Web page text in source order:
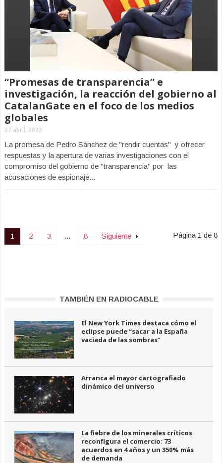
“Promesas de transparencia” e
investigación, la reacción del gobierno al
CatalanGate en el foco de los medios
globales
27 abril, 2022
La promesa de Pedro Sánchez de "rendir cuentas" y ofrecer
respuestas y la apertura de varias investigaciones con el
compromiso del gobierno de "transparencia" por las
acusaciones de espionaje...
1 2 3 ... 8 Siguiente Página 1 de 8
TAMBIÉN EN RADIOCABLE
El New York Times destaca cómo el
eclipse puede “sacar a la España
vaciada de las sombras”
Arranca el mayor cartografiado
dinámico del universo
La fiebre de los minerales críticos
reconfigura el comercio: 73
acuerdos en 4 años y un 350% más
de demanda